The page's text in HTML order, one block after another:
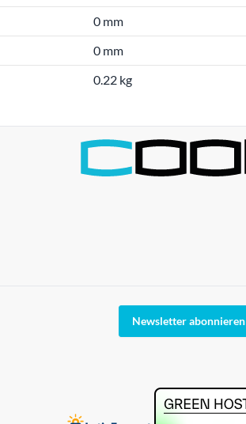
0 mm
0 mm
0.22 kg
Newsletter abonnieren